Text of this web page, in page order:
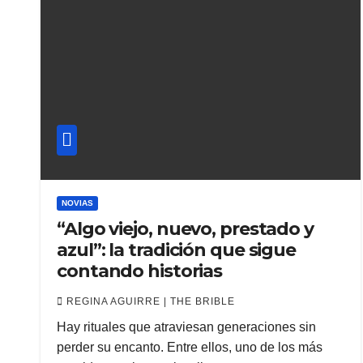
NOVIAS
“Algo viejo, nuevo, prestado y
azul”: la tradición que sigue
contando historias
REGINA AGUIRRE | THE BRIBLE
Hay rituales que atraviesan generaciones sin
perder su encanto. Entre ellos, uno de los más